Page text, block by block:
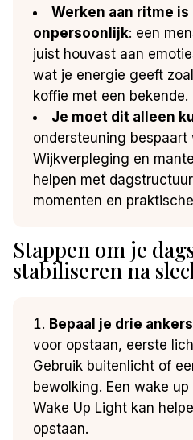
Werken aan ritme is
onpersoonlijk: een
juist houvast aan
wat je energie geeft
koffie met een bekende.
Je moet dit alleen
ondersteuning bespaart
Wijkverpleging en
helpen met
momenten en
Stappen om je
stabiliseren na
Bepaal je drie ankers
voor opstaan, eerste
Gebruik buitenlicht of
bewolking. Een wake
Wake Up Light kan
opstaan.